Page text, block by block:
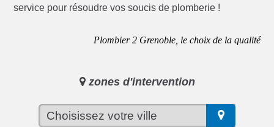
service pour résoudre vos soucis de plomberie !
Plombier 2 Grenoble, le choix de la qualité
zones d'intervention